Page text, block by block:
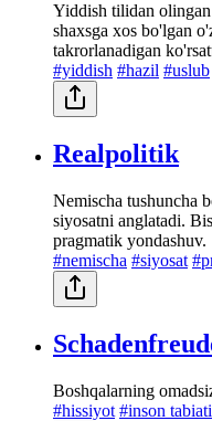
Yiddish tilidan
shaxsga xos bo'lgan
takrorlanadigan
#yiddish #hazil #uslub
Realpolitik
Nemischa tushuncha
siyosatni anglatadi.
pragmatik yondashuv.
#nemischa #siyosat
Boshqalarning
#hissiyot #inson tabiati